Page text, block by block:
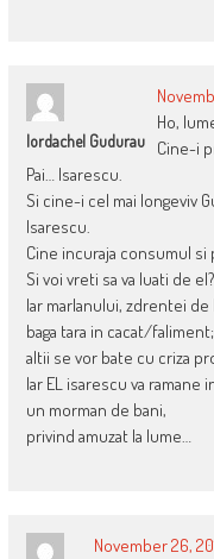
Iordachel Gudurau
Ho,
Cine-i
Pai… Isarescu.
Si cine-i cel mai longeviv
Isarescu.
Cine incuraja consumul si
Si voi vreti sa va luati de el?
Iar marlanului, zdrentei
baga tara in cacat/
altii se vor bate cu criza
Iar EL isarescu va
un morman de bani,
privind amuzat la lume…
November 26,